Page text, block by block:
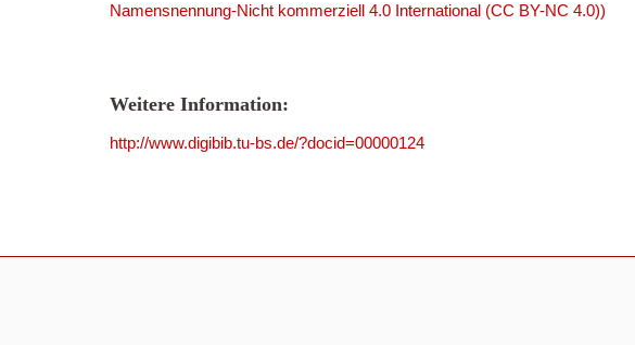
Namensnennung-Nicht kommerziell 4.0 International (CC BY-NC 4.0))
Weitere Information:
http://www.digibib.tu-bs.de/?docid=00000124